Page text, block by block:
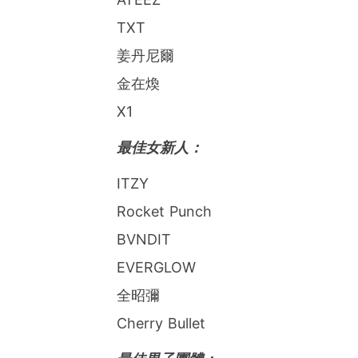
TXT
姜丹尼爾
金在煥
X1
最佳女新人：
ITZY
Rocket Punch
BVNDIT
EVERGLOW
全昭彌
Cherry Bullet